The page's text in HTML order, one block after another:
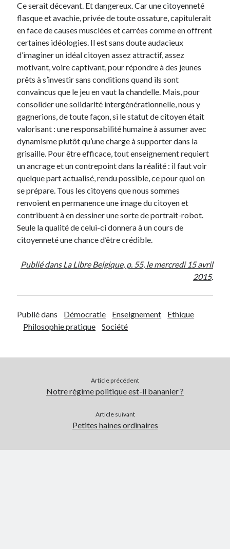
Ce serait décevant. Et dangereux. Car une citoyenneté
flasque et avachie, privée de toute ossature, capitulerait
en face de causes musclées et carrées comme en offrent
certaines idéologies. Il est sans doute audacieux
d’imaginer un idéal citoyen assez attractif, assez
motivant, voire captivant, pour répondre à des jeunes
prêts à s’investir sans conditions quand ils sont
convaincus que le jeu en vaut la chandelle. Mais, pour
consolider une solidarité intergénérationnelle, nous y
gagnerions, de toute façon, si le statut de citoyen était
valorisant : une responsabilité humaine à assumer avec
dynamisme plutôt qu’une charge à supporter dans la
grisaille. Pour être efficace, tout enseignement requiert
un ancrage et un contrepoint dans la réalité : il faut voir
quelque part actualisé, rendu possible, ce pour quoi on
se prépare. Tous les citoyens que nous sommes
renvoient en permanence une image du citoyen et
contribuent à en dessiner une sorte de portrait-robot.
Seule la qualité de celui-ci donnera à un cours de
citoyenneté une chance d’être crédible.
Publié dans La Libre Belgique, p. 55, le mercredi 15 avril
2015.
Publié dans Démocratie Enseignement
Ethique
Philosophie pratique
Société
Article précédent
Notre régime politique est-il bananier ?
Article suivant
Petites haines ordinaires